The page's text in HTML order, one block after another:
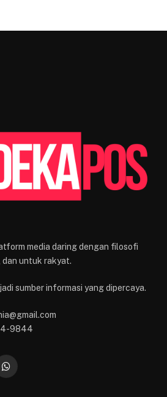
media daring dengan filosofi
untuk rakyat.
sumber informasi yang dipercaya.
9844
WhatsApp